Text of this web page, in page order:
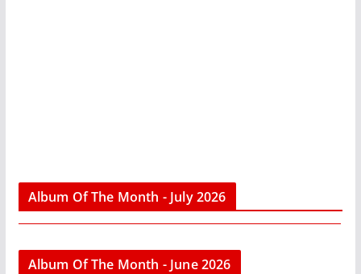
Album Of The Month - July 2026
Album Of The Month - June 2026